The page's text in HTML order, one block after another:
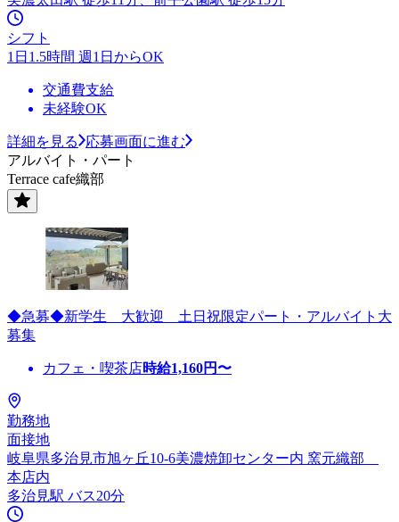
シフト
1日1.5時間 週1日からOK
交通費支給
未経験OK
詳細を見る
応募画面に進む
アルバイト・パート
Terrace cafe織部
◆急募◆新学生 大歓迎 土日祝限定パート・アルバイト大
募集
カフェ・喫茶店時給1,160円〜
勤務地
面接地
岐阜県多治見市旭ヶ丘10-6美濃焼卸センター内 窯元織部
本店内
多治見駅 バス20分